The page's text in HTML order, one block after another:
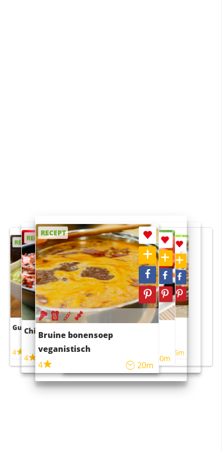
RECEPT
Guacamole
4
RECEPT
Chili con carne
4
RECEPT
Bruine bonensoep
veganistisch
4
20m
RECEPT
Sushi rijstsalade
maaltijdsalade
40m
RECEPT
4 55m